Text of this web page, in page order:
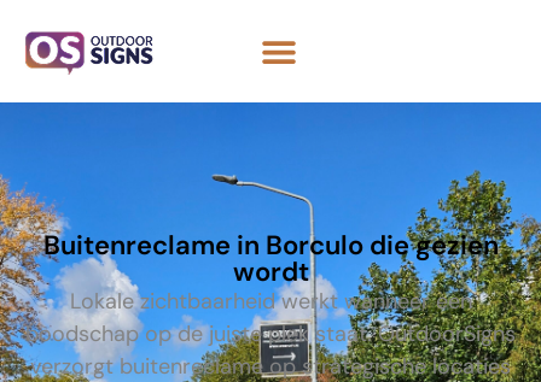
Buitenreclame in Borculo die gezien
wordt
Lokale zichtbaarheid werkt wanneer een
boodschap op de juiste plek staat. OutdoorSigns
verzorgt buitenreclame op strategische locaties